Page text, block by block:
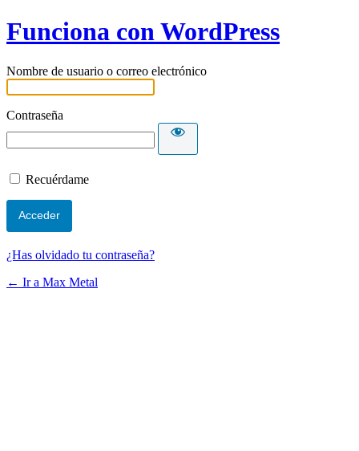
Funciona con WordPress
Nombre de usuario o correo electrónico
Contraseña
Recuérdame
¿Has olvidado tu contraseña?
← Ir a Max Metal